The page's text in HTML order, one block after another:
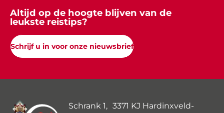
Altijd op de hoogte blijven van de
leukste reistips?
Schrijf u in voor onze nieuwsbrief
Schrank 1, 3371 KJ Hardinxveld-